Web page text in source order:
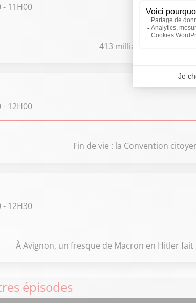
- 11H00
413 milliards d’euros
- 12H00
Fin de vie : la Convention
- 12H30
À Avignon, un fresque de Macron en Hitler
épisodes